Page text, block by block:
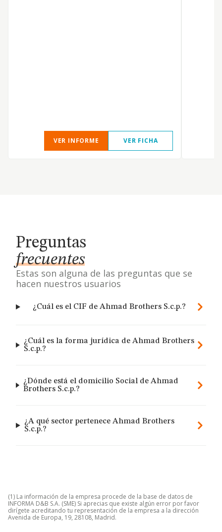
VER INFORME VER FICHA
Preguntas
frecuentes
Estas son alguna de las preguntas que se
hacen nuestros usuarios
¿Cuál es el CIF de Ahmad Brothers S.c.p.?
¿Cuál es la forma jurídica de Ahmad Brothers
S.c.p.?
¿Dónde está el domicilio Social de Ahmad
Brothers S.c.p.?
¿A qué sector pertenece Ahmad Brothers
S.c.p.?
(1) La información de la empresa procede de la base de datos de
INFORMA D&B S.A. (SME) Si aprecias que existe algún error por favor
dirígete acreditando tu representación de la empresa a la dirección
Avenida de Europa, 19, 28108, Madrid.